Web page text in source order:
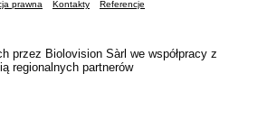
prawna Kontakty Referencje
przez Biolovision Sàrl we współpracy z
regionalnych partnerów